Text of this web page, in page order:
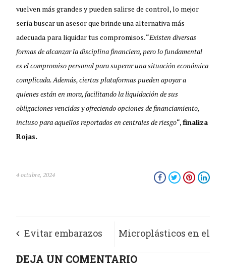
vuelven más grandes y pueden salirse de control, lo mejor
sería buscar un asesor que brinde una alternativa más
adecuada para liquidar tus compromisos. “Existen diversas
formas de alcanzar la disciplina financiera, pero lo fundamental
es el compromiso personal para superar una situación económica
complicada. Además, ciertas plataformas pueden apoyar a
quienes están en mora, facilitando la liquidación de sus
obligaciones vencidas y ofreciendo opciones de financiamiento,
incluso para aquellos reportados en centrales de riesgo“,finaliza
Rojas.
4 octubre, 2024
Evitar embarazos
no planeados para
Microplásticos en el
bulbo olfatorio del
DEJA UN COMENTARIO